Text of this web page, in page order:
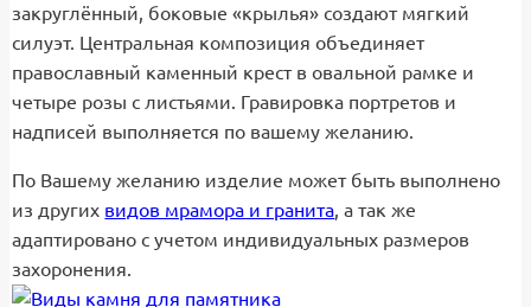
закруглённый, боковые «крылья» создают мягкий
силуэт. Центральная композиция объединяет
православный каменный крест в овальной рамке и
четыре розы с листьями. Гравировка портретов и
надписей выполняется по вашему желанию.
По Вашему желанию изделие может быть выполнено
из других видов мрамора и гранита, а так же
адаптировано с учетом индивидуальных размеров
захоронения.